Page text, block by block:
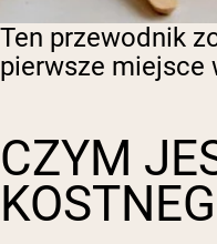
Ten przewodnik
pierwsze miejsce
CZYM